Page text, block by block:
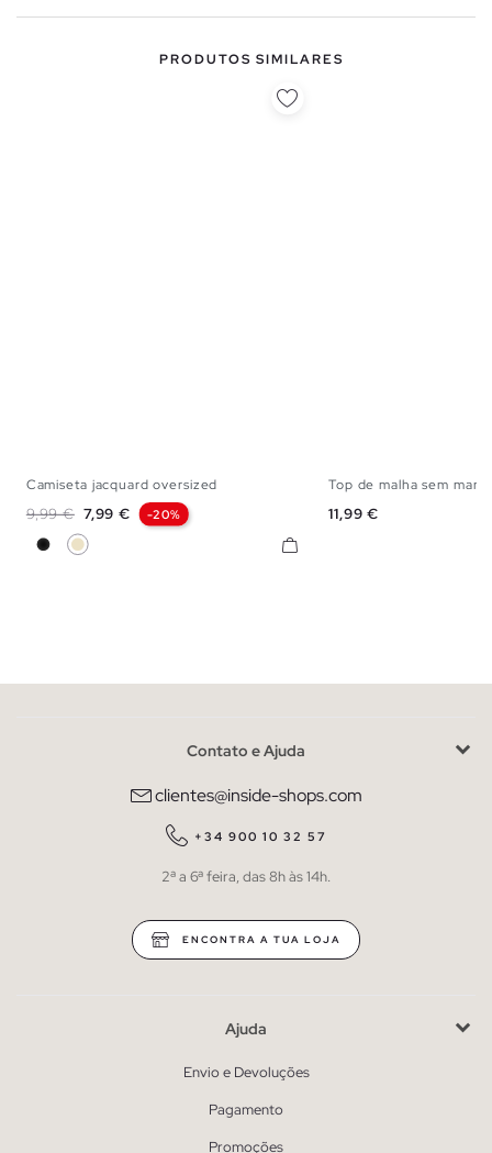
PRODUTOS SIMILARES
XS
Camiseta jacquard oversized
Preço normal
9,99 € Preço
7,99 € -20%
PretoAreia
Top de malha sem
Preço
11,99 €
Contato e Ajuda
clientes@inside-shops.com
+34 900 10 32 57
2ª a 6ª feira, das 8h às 14h.
ENCONTRA A TUA LOJA
Ajuda
Envio e Devoluções
Pagamento
Promoções